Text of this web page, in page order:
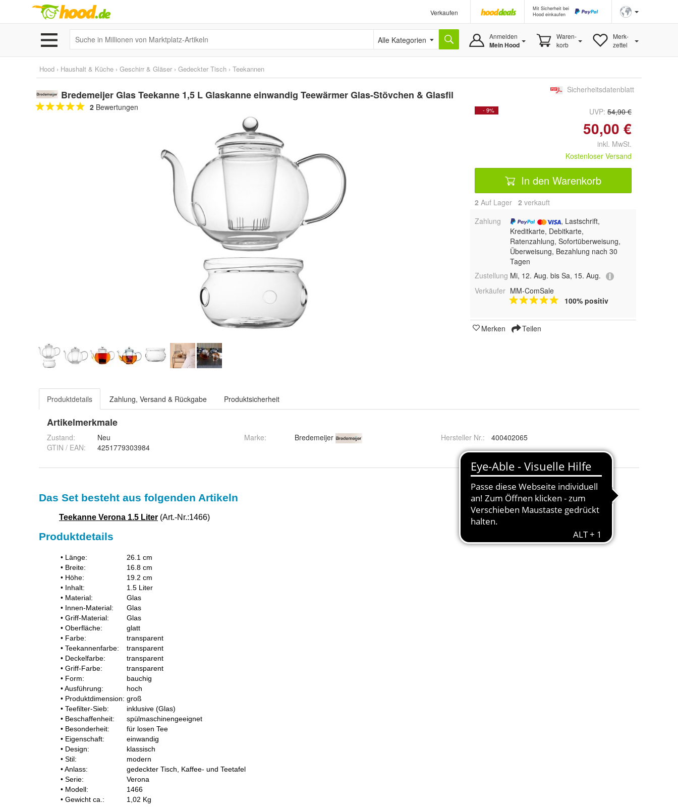
Verkaufen
Mit Sicherheit bei
Hood einkaufen
Alle Kategorien Anmelden
Mein Hood
Waren-
korb
Merk-
zettel
Hood › Haushalt & Küche › Geschirr & Gläser › Gedeckter Tisch › Teekannen
Bredemeijer Glas Teekanne 1,5 L Glaskanne einwandig Teewärmer Glas-Stövchen & Glasfil
2 Bewertungen
Sicherheitsdatenblatt
- 9% UVP: 54,90 €
50,00 €
inkl. MwSt.
Kostenloser Versand
In den Warenkorb
2 Auf Lager 2 verkauft
Zahlung
, Lastschrift,
Kreditkarte, Debitkarte,
Ratenzahlung, Sofortüberweisung,
Überweisung, Bezahlung nach 30
Tagen
Zustellung Mi, 12. Aug. bis Sa, 15. Aug.
Verkäufer MM-ComSale
100% positiv
Merken Teilen
Produktdetails Zahlung, Versand & Rückgabe Produktsicherheit
Artikelmerkmale
Zustand:
Neu
GTIN / EAN:
4251779303984
Marke: Bredemeijer Hersteller Nr.: 400402065